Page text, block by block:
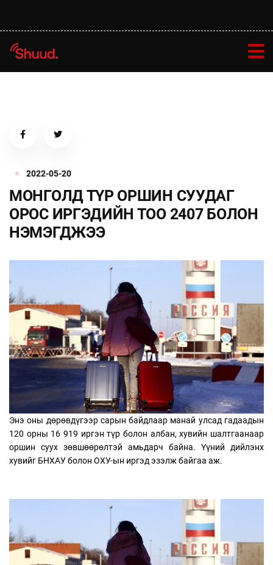
2022-05-20
МОНГОЛД ТҮР ОРШИН СУУДАГ
ОРОС ИРГЭДИЙН ТОО 2407 БОЛОН
НЭМЭГДЖЭЭ
Энэ оны дөрөвдүгээр сарын байдлаар манай улсад гадаадын
120 орны 16 919 иргэн түр болон албан, хувийн шалтгаанаар
оршин суух зөвшөөрөлтэй амьдарч байна. Үүний дийлэнх
хувийг БНХАУ болон ОХУ-ын иргэд эзэлж байгаа аж.